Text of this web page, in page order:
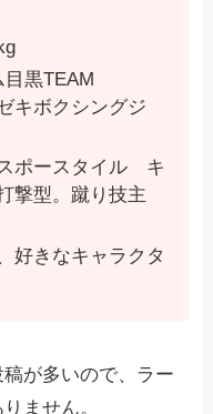
黒TEAM
キボクシングジ
ポースタイル キ
撃型。蹴り技主
好きなキャラクタ
が多いので、ラー
ません。